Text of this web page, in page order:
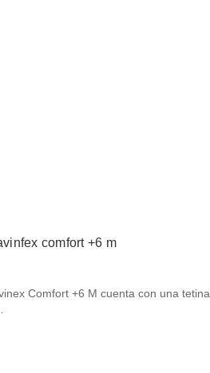
comfort +6 m
Comfort +6 M cuenta con una tetina